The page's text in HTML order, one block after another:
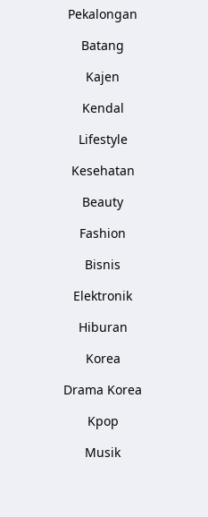
Pekalongan
Batang
Kajen
Kendal
Lifestyle
Kesehatan
Beauty
Fashion
Bisnis
Elektronik
Hiburan
Korea
Drama Korea
Kpop
Musik